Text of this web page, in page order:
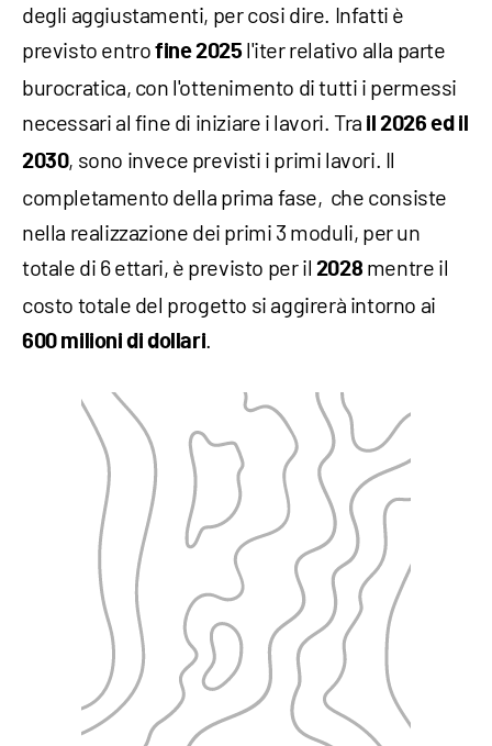
degli aggiustamenti, per cosi dire. Infatti è
previsto entro fine 2025l'iter relativo alla parte
burocratica, con l'ottenimento di tutti i permessi
necessari al fine di iniziare i lavori. Tra il 2026 ed il
2030, sono invece previsti i primi lavori. Il
completamento della prima fase, che consiste
nella realizzazione dei primi 3 moduli, per un
totale di 6 ettari, è previsto per il 2028 mentre il
costo totale del progetto si aggirerà intorno ai
600 milioni di dollari.